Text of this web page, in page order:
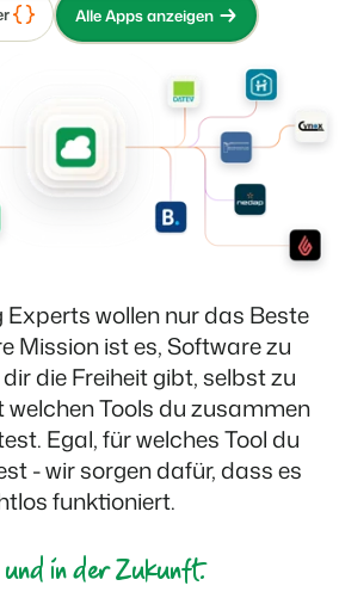
sich auf Zahlen und Fakten beruhen.
Eigentümern transparent.
Schritt?
Binde sie ein!
Tauchresorts.
B&Bs und Pensionen.
Reseller.
-ketten
Marken
und wertvolle Tipps
Veranstaltungen kennen.
Fragen.
Schritt?
Alle Apps anzeigen
Experts wollen nur das Beste
Mission ist es, Software zu
die Freiheit gibt, selbst zu
Tools du zusammen
Egal, für welches Tool du
- wir sorgen dafür, dass es
funktioniert.
in der Zukunft.